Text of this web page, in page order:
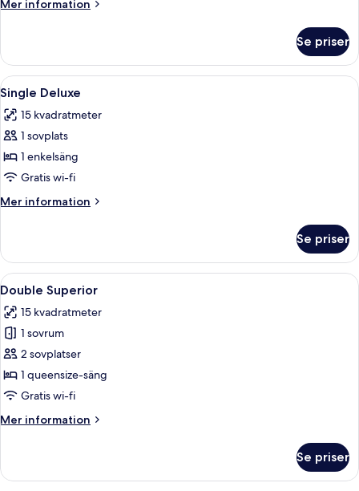
Mer information
Se priser
Öppna
alla
foton
för
Single
Deluxe
En snyggt bäddad säng med en
8
Single Deluxe
15 kvadratmeter
1 sovplats
1 enkelsäng
Gratis wi-fi
Mer information
Mer
Deluxe
Se priser
Öppna
alla
foton
för
Double
Superior
En snyggt bäddad säng med en
14
Double Superior
15 kvadratmeter
1 sovrum
2 sovplatser
1 queensize-säng
Gratis wi-fi
Mer information
Mer
Superior
Se priser